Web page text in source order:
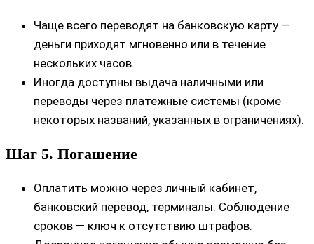
Чаще всего переводят на банковскую карту —
деньги приходят мгновенно или в течение
нескольких часов.
Иногда доступны выдача наличными или
переводы через платежные системы (кроме
некоторых названий, указанных в ограничениях).
Шаг 5. Погашение
Оплатить можно через личный кабинет,
банковский перевод, терминалы. Соблюдение
сроков — ключ к отсутствию штрафов.